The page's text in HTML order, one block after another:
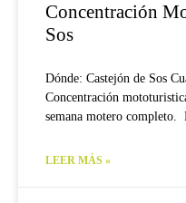
Concentración
Sos
Dónde: Castejón de Sos
Concentración
semana motero completo.
LEER MÁS »